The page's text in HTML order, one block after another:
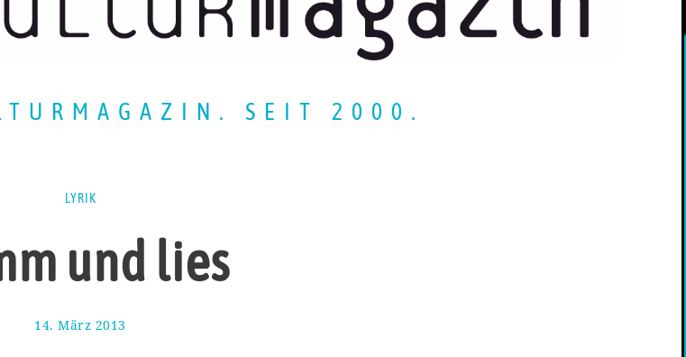
SEIT 2000.
LYRIK
und lies
14. März 2013